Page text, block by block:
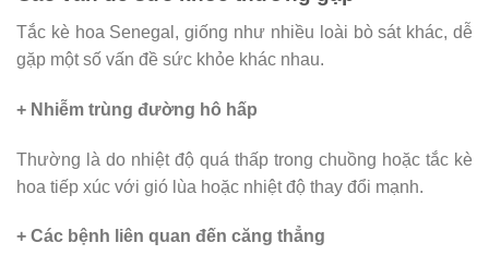
Tắc kè hoa Senegal, giống như nhiều loài bò sát khác, dễ
gặp một số vấn đề sức khỏe khác nhau.
+ Nhiễm trùng đường hô hấp
Thường là do nhiệt độ quá thấp trong chuồng hoặc tắc kè
hoa tiếp xúc với gió lùa hoặc nhiệt độ thay đổi mạnh.
+ Các bệnh liên quan đến căng thẳng